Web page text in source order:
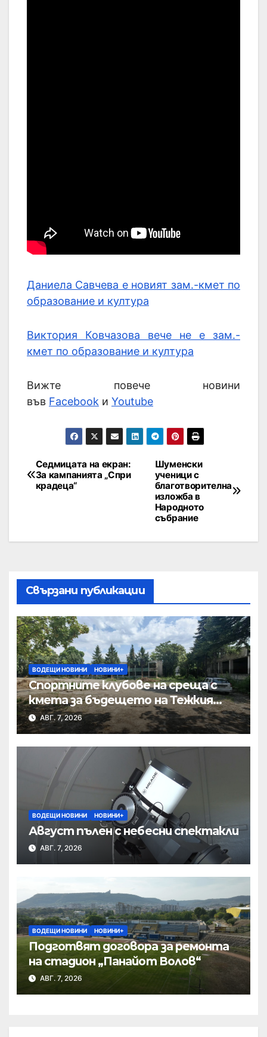
Даниела Савчева е новият зам.-кмет по
образование и култура
Виктория Ковчазова вече не е зам.-
кмет по образование и култура
Вижте повече новини
във Facebook и Youtube
Шуменски
ученици с
благотворителна
изложба в
Народното
събрание
Седмицата на екран:
За кампанията „Спри
крадеца“
Свързани публикации
ВОДЕЩИ НОВИНИ НОВИНИ+
Спортните клубове на среща с
кмета за бъдещето на Тежкия
полк
АВГ. 7, 2026
ВОДЕЩИ НОВИНИ НОВИНИ+
Август пълен с небесни спектакли
АВГ. 7, 2026
ВОДЕЩИ НОВИНИ НОВИНИ+
Подготвят договора за ремонта
на стадион „Панайот Волов“
АВГ. 7, 2026